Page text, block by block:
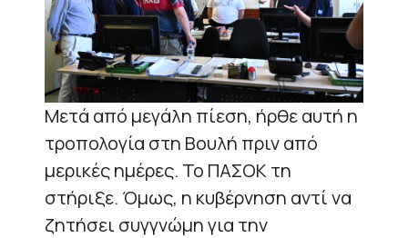
Μετά από μεγάλη πίεση, ήρθε αυτή η
τροπολογία στη Βουλή πριν από
μερικές ημέρες. Το ΠΑΣΟΚ τη
στήριξε. Όμως, η κυβέρνηση αντί να
ζητήσει συγγνώμη για την